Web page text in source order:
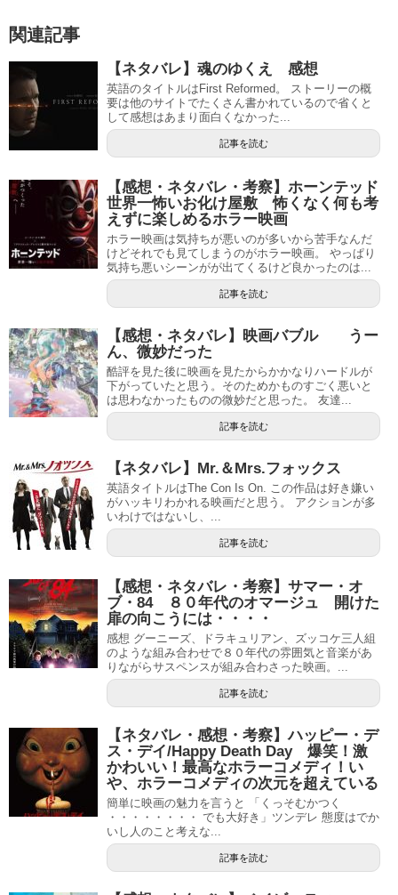
関連記事
【ネタバレ】魂のゆくえ 感想
英語のタイトルはFirst Reformed。 ストーリーの概
要は他のサイトでたくさん書かれているので省くと
して感想はあまり面白くなかった...
記事を読む
【感想・ネタバレ・考察】ホーンテッド
世界一怖いお化け屋敷 怖くなく何も考
えずに楽しめるホラー映画
ホラー映画は気持ちが悪いのが多いから苦手なんだ
けどそれでも見てしまうのがホラー映画。 やっぱり
気持ち悪いシーンがが出てくるけど良かったのは...
記事を読む
【感想・ネタバレ】映画バブル うー
ん、微妙だった
酷評を見た後に映画を見たからかかなりハードルが
下がっていたと思う。そのためかものすごく悪いと
は思わなかったものの微妙だと思った。 友達...
記事を読む
【ネタバレ】Mr.＆Mrs.フォックス
英語タイトルはThe Con Is On. この作品は好き嫌い
がハッキリわかれる映画だと思う。 アクションが多
いわけではないし、...
記事を読む
【感想・ネタバレ・考察】サマー・オ
ブ・84 ８０年代のオマージュ 開けた
扉の向こうには・・・・
感想 グーニーズ、ドラキュリアン、ズッコケ三人組
のような組み合わせで８０年代の雰囲気と音楽があ
りながらサスペンスが組み合わさった映画。...
記事を読む
【ネタバレ・感想・考察】ハッピー・デ
ス・デイ/Happy Death Day 爆笑！激
かわいい！最高なホラーコメディ！い
や、ホラーコメディの次元を超えている
簡単に映画の魅力を言うと 「くっそむかつく
・・・・・・・・ でも大好き」ツンデレ 態度はでか
いし人のこと考えな...
記事を読む